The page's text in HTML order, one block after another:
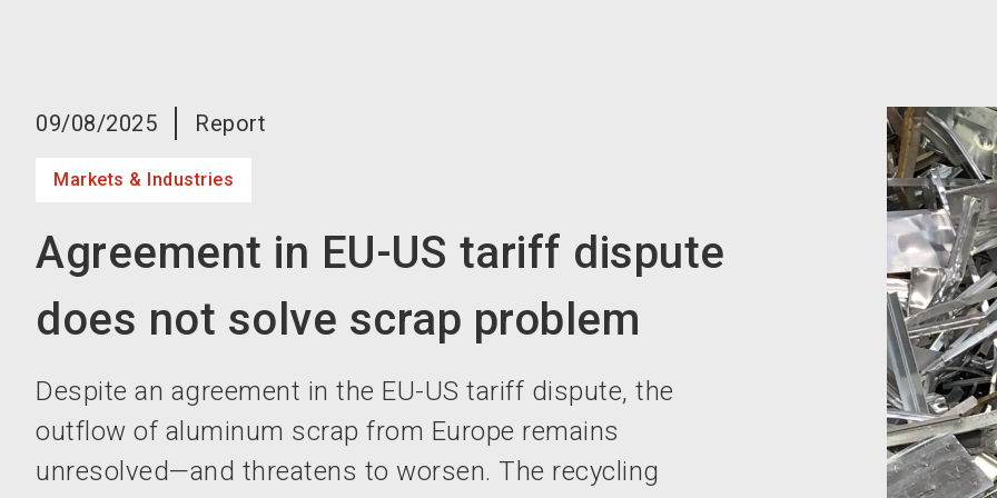
09/08/2025 Report
Markets & Industries
Agreement in EU-US tariff dispute
does not solve scrap problem
Despite an agreement in the EU-US tariff dispute, the
outflow of aluminum scrap from Europe remains
unresolved—and threatens to worsen. The recycling